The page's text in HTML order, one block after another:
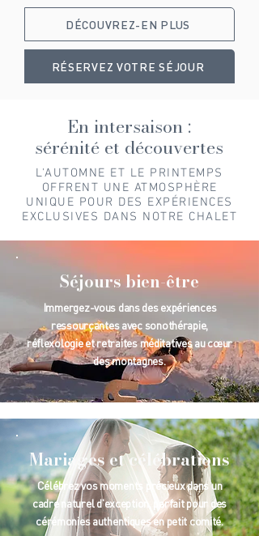
DÉCOUVREZ-EN PLUS
RÉSERVEZ VOTRE SÉJOUR
En intersaison :
sérénité et découvertes
L'AUTOMNE ET LE PRINTEMPS
OFFRENT UNE ATMOSPHÈRE
UNIQUE POUR DES EXPÉRIENCES
EXCLUSIVES DANS NOTRE CHALET
Séjours bien-être
Immergez-vous dans des expériences
ressourçantes avec sonothérapie,
réflexologie et retraites méditatives au cœur
des montagnes.
Mariages et célébrations
Célébrez vos moments précieux dans un
cadre naturel d'exception, parfait pour des
cérémonies authentiques en petit comité.